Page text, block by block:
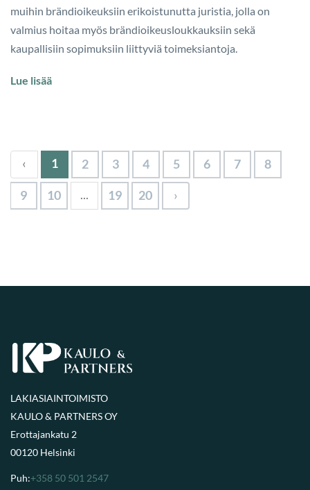
muihin brändioikeuksiin erikoistunutta juristia, jolla on
valmius hoitaa myös brändioikeusloukkauksiin sekä
kaupallisiin sopimuksiin liittyviä toimeksiantoja.
Lue lisää
‹ 1 2 3 4 5 6 7 8
9 10 ... 19 20 ›
LAKIASIAINTOIMISTO
KAULO & PARTNERS OY
Erottajankatu 2
00120 Helsinki
Puh:+358 50 501 2547